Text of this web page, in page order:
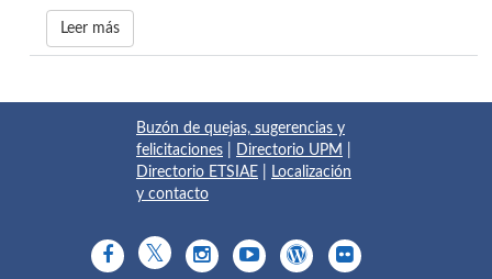
Leer más
Buzón de quejas, sugerencias y
felicitaciones
Directorio UPM
Directorio ETSIAE
Localización
y contacto